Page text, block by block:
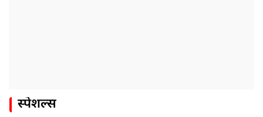
स्पेशल्स